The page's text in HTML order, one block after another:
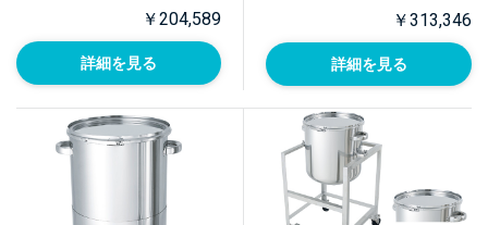
￥204,589
詳細を見る
￥313,346
詳細を見る